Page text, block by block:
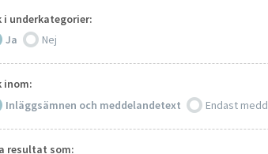
i underkategorier:
Ja
Nej
inom:
Inläggsämnen och meddelandetext
Endast
resultat som: